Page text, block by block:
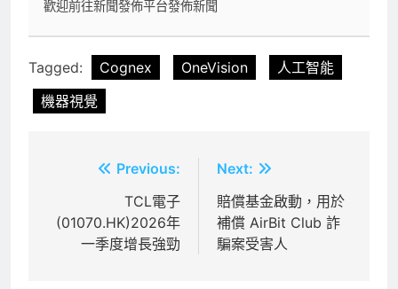
歡迎前往新聞發佈平台發佈新聞
Tagged: Cognex OneVision
人工智能
機器視覺
導
Previous:
TCL電子
(01070.HK)2026年
一季度增長強勁
Next:
賠償基金啟動，用於
補償 AirBit Club 詐
騙案受害人